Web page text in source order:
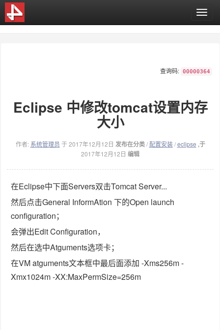
T
o
n
i
g
i
查询码: 00000364
Eclipse 中修改tomcat设置内存
大小
作者: 系统管理员 于 2017年12月12日 发布在分类/配置安装/eclipse ,于
2017年12月12日 编辑
在Eclipse中下面Servers双击Tomcat Server...
然后点击General InformAtion 下的Open launch
configuration；
会弹出Edit Configuration，
然后在选中Atguments选项卡；
在VM atguments文本框中最后面添加 -Xms256m -
Xmx1024m -XX:MaxPermSize=256m